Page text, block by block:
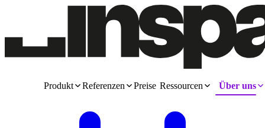
Produkt Referenzen Preise Ressourcen Über uns